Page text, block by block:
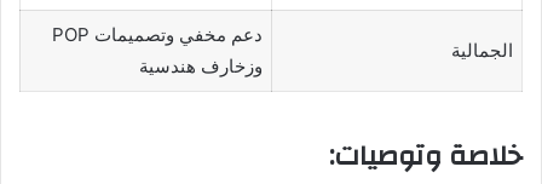
الجمالية
دعم مخفي وتصميمات POP
وزخارف هندسية
خلاصة وتوصيات: